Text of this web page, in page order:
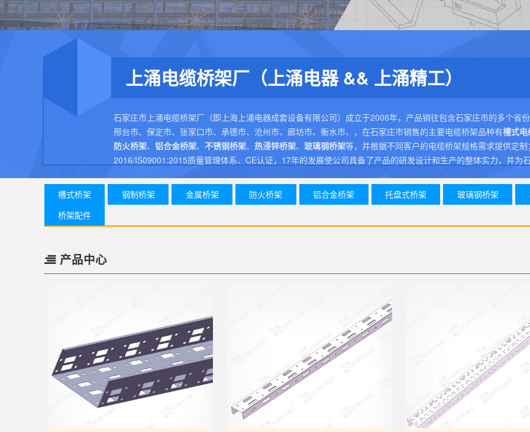
上涌电缆桥架厂（上涌电器 && 上涌精工）
石家庄市上涌电缆桥架厂（即上海上涌电器成套设备有限公司）成立于2006年，产品销往包含石家庄市的多个省
邢台市、保定市、张家口市、承德市、沧州市、廊坊市、衡水市、，在石家庄市销售的主要电缆桥架品种有槽式
防火桥架、 铝合金桥架、 不锈钢桥架、 热浸锌桥架、 玻璃钢桥架等，并根据不同客户的电缆桥架规格需求提供定
2016/IS09001:2015质量管理体系、CE认证，17年的发展使公司具备了产品的研发设计和生产的整体实力，并为
槽式桥架
钢制桥架 金属桥架 防火桥架 铝合金桥架 托盘式桥架 玻璃钢桥架
桥架配件
产品中心